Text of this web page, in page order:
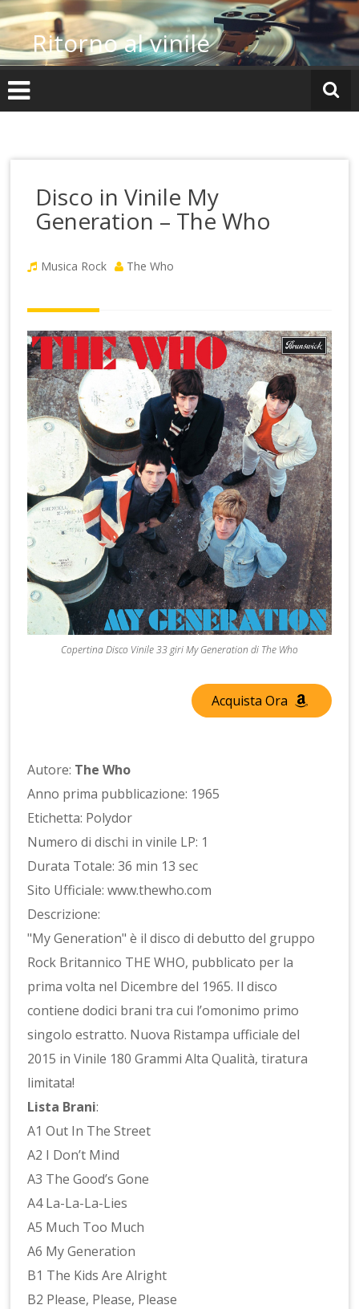
Vai
al
contenutoRitorno al vinile
Disco in Vinile My
Generation – The Who
Musica Rock The Who
Copertina Disco Vinile 33 giri My Generation di The Who
Acquista Ora
Autore: The Who
Anno prima pubblicazione: 1965
Etichetta: Polydor
Numero di dischi in vinile LP: 1
Durata Totale: 36 min 13 sec
Sito Ufficiale: www.thewho.com
Descrizione:
"My Generation" è il disco di debutto del gruppo
Rock Britannico THE WHO, pubblicato per la
prima volta nel Dicembre del 1965. Il disco
contiene dodici brani tra cui l’omonimo primo
singolo estratto. Nuova Ristampa ufficiale del
2015 in Vinile 180 Grammi Alta Qualità, tiratura
limitata!
Lista Brani:
A1 Out In The Street
A2 I Don’t Mind
A3 The Good’s Gone
A4 La-La-La-Lies
A5 Much Too Much
A6 My Generation
B1 The Kids Are Alright
B2 Please, Please, Please